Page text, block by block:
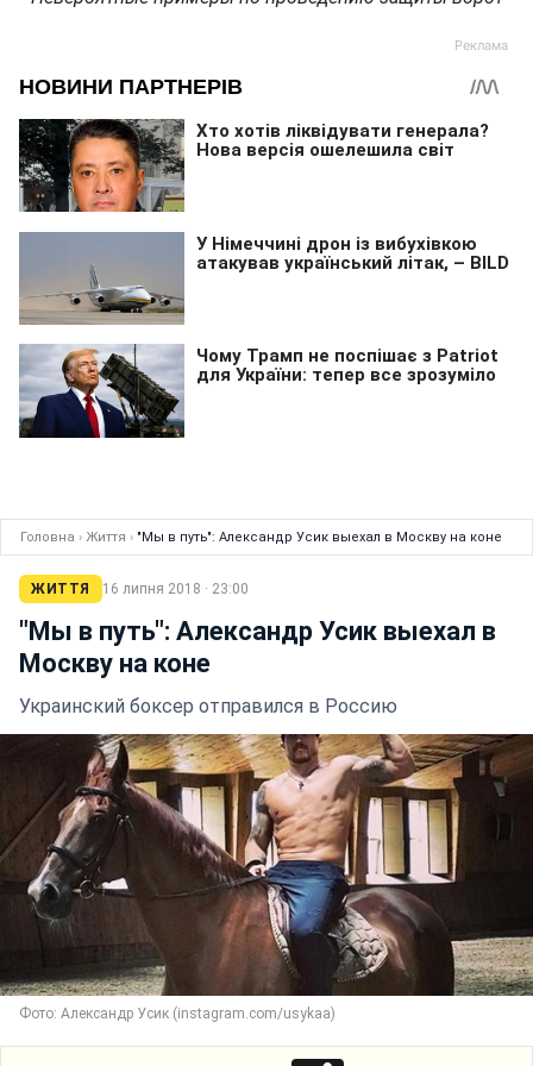
Головна › Життя › "Мы в путь": Александр Усик выехал в Москву на коне
ЖИТТЯ 16 липня 2018 · 23:00
"Мы в путь": Александр Усик выехал в
Москву на коне
Украинский боксер отправился в Россию
Фото: Александр Усик (instagram.com/usykaa)